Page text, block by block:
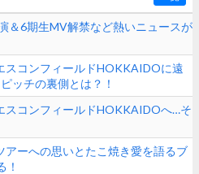
＆6期生MV解禁など熱いニュースが
スコンフィールドHOKKAIDOに遠
ッチの裏側とは？！
スコンフィールドHOKKAIDOへ…そ
アーへの思いとたこ焼き愛を語るブ
！